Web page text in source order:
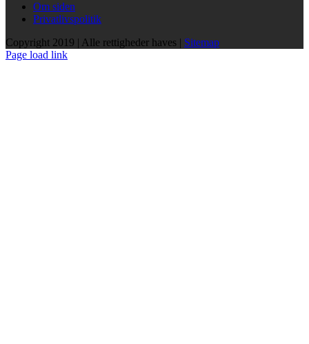
Om siden
Privatlivspolitik
Copyright 2019 | Alle rettigheder haves | Sitemap
Page load link